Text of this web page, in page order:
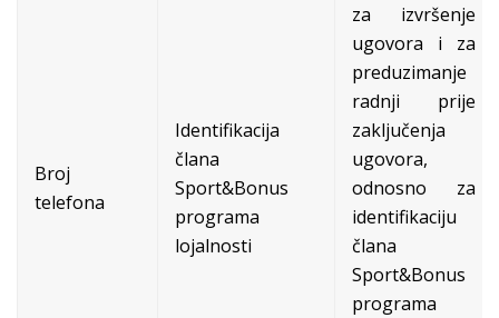
Broj
telefona
Identifikacija
člana
Sport&Bonus
programa
lojalnosti
za izvršenje
ugovora i za
preduzimanje
radnji prije
zaključenja
ugovora,
odnosno za
identifikaciju
člana
Sport&Bonus
programa